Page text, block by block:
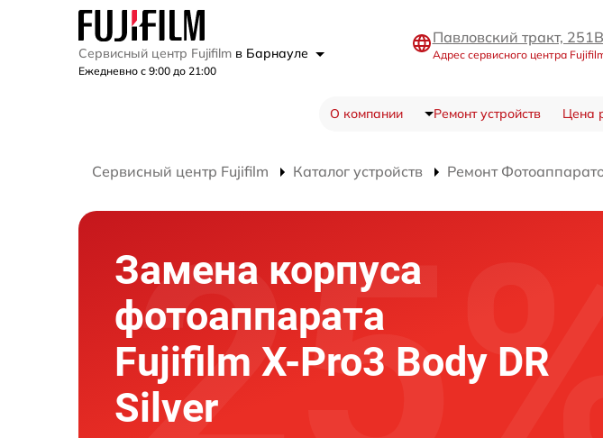
Сервисный центр Fujifilm в Барнауле
Ежедневно с 9:00 до 21:00
Павловский тракт, 251В
Адрес сервисного центра
О компании Ремонт устройств Цена
Сервисный центр Fujifilm Каталог устройств Ремонт
Замена корпуса
фотоаппарата
Fujifilm X-Pro3 Body DR
Silver